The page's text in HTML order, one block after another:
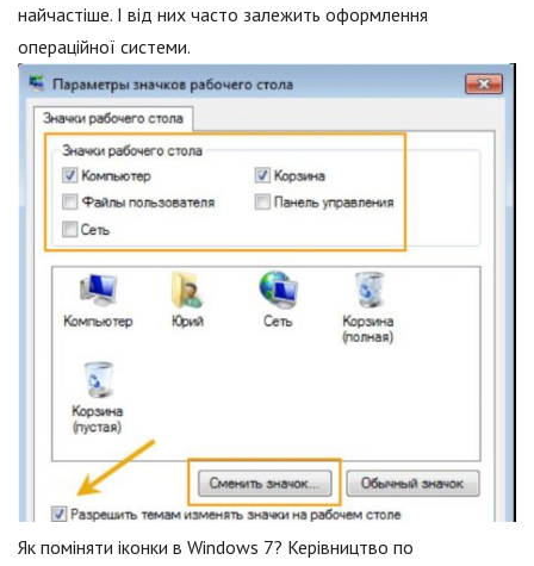
найчастіше. І від них часто залежить оформлення
операційної системи.
Як поміняти іконки в Windows 7? Керівництво по